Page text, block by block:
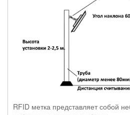
RFID метка представляет собой